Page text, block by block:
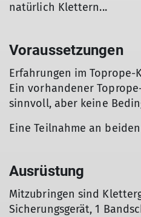
natürlich Klettern...
Voraussetzungen
Erfahrungen im
Ein vorhandener
sinnvoll, aber keine
Eine Teilnahme an
Ausrüstung
Mitzubringen sind
Sicherungsgerät, 1